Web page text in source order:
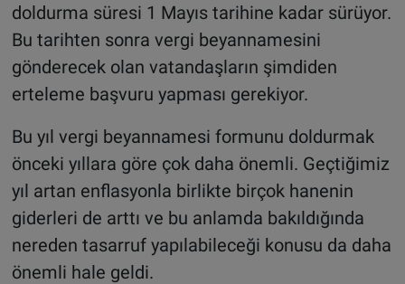
doldurma süresi 1 Mayıs tarihine kadar sürüyor.
Bu tarihten sonra vergi beyannamesini
gönderecek olan vatandaşların şimdiden
erteleme başvuru yapması gerekiyor.
Bu yıl vergi beyannamesi formunu doldurmak
önceki yıllara göre çok daha önemli. Geçtiğimiz
yıl artan enflasyonla birlikte birçok hanenin
giderleri de arttı ve bu anlamda bakıldığında
nereden tasarruf yapılabileceği konusu da daha
önemli hale geldi.